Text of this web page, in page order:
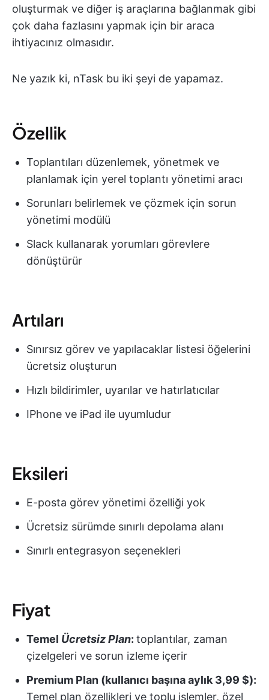
oluşturmak ve diğer iş araçlarına bağlanmak gibi
çok daha fazlasını yapmak için bir araca
ihtiyacınız olmasıdır.
Ne yazık ki, nTask bu iki şeyi de yapamaz.
Özellik
Toplantıları düzenlemek, yönetmek ve
planlamak için yerel toplantı yönetimi aracı
Sorunları belirlemek ve çözmek için sorun
yönetimi modülü
Slack kullanarak yorumları görevlere
dönüştürür
Artıları
Sınırsız görev ve yapılacaklar listesi öğelerini
ücretsiz oluşturun
Hızlı bildirimler, uyarılar ve hatırlatıcılar
IPhone ve iPad ile uyumludur
Eksileri
E-posta görev yönetimi özelliği yok
Ücretsiz sürümde sınırlı depolama alanı
Sınırlı entegrasyon seçenekleri
Fiyat
Temel Ücretsiz Plan: toplantılar, zaman
çizelgeleri ve sorun izleme içerir
Premium Plan (kullanıcı başına aylık 3,99 $):
Temel plan özellikleri ve toplu işlemler, özel